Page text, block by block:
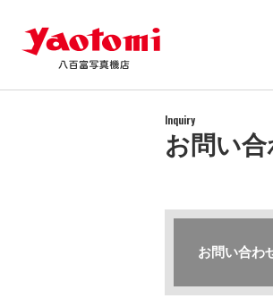
Inquiry
お問い
お問い合わ